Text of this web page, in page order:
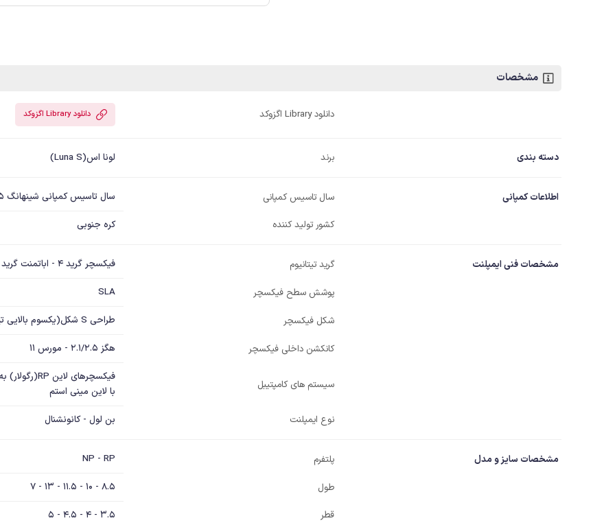
مشخصات
دانلود Library اگزوکد دانلود Library اگزوکد
دسته بندی برند لونا اس(Luna S)
اطلاعات کمپانی سال تاسیس کمپانی سال تاسیس کمپانی شینهانگ 1995، سال اغاز طراحی و تولید ایمپلنت 2002
کشور تولید کننده کره جنوبی
مشخصات فنی ایمپلنت گرید تیتانیوم فیکسچر گرید 4 - اباتمنت گرید 5
پوشش سطح فیکسچر SLA
شکل فیکسچر طراحی S شکل(یکسوم بالایی تیپرد، یکسوم میانی سیلندریکال، و یکسوم انتهایی تیپرد)
کانکشن داخلی فیکسچر هگز 2.1/2.5 - مورس 11
سیستم های کامپتیبل
با لاین مینی استم
نوع ایمپلنت بن لول - کانونشنال
مشخصات سایز و مدل پلتفرم NP - RP
طول 8.5 - 10 - 11.5 - 13 - 7
قطر 3.5 - 4 - 4.5 - 5